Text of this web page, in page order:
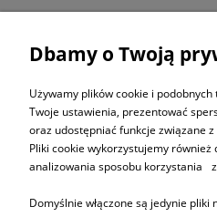
ZAPISZ
Dbamy o Twoją
Używamy plików cookie i
Twoje ustawienia, prezentować
oraz udostępniać funkcje związane
Pliki cookie wykorzystujemy również
analizowania sposobu korzystania
Domyślnie włączone są jedynie